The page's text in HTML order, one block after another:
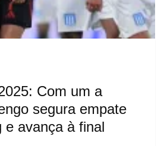
Com um a
segura empate
e avança à final